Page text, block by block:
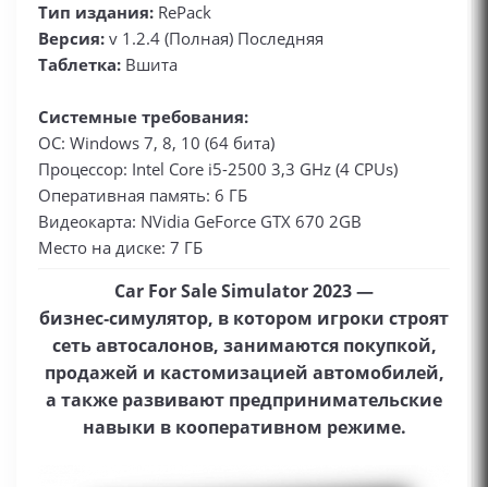
Тип издания: RePack
Версия: v 1.2.4 (Полная) Последняя
Таблетка: Вшита
Системные требования:
ОС: Windows 7, 8, 10 (64 бита)
Процессор: Intel Core i5-2500 3,3 GHz (4 CPUs)
Оперативная память: 6 ГБ
Видеокарта: NVidia GeForce GTX 670 2GB
Место на диске: 7 ГБ
Car For Sale Simulator 2023 —
бизнес‑симулятор, в котором игроки строят
сеть автосалонов, занимаются покупкой,
продажей и кастомизацией автомобилей,
а также развивают предпринимательские
навыки в кооперативном режиме.